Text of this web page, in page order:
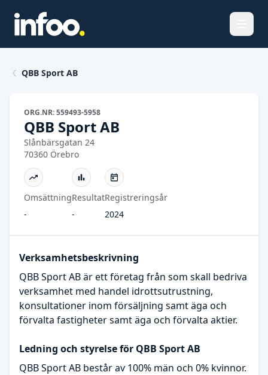
QBB Sport AB
ORG.NR: 559493-5958
QBB Sport AB
Slånbärsgatan 24
70360 Örebro
Omsättning
-
Resultat
-
Registreringsår
2024
Verksamhetsbeskrivning
QBB Sport AB är ett företag från som skall bedriva
verksamhet med handel idrottsutrustning,
konsultationer inom försäljning samt äga och
förvalta fastigheter samt äga och förvalta aktier.
Ledning och styrelse för QBB Sport AB
QBB Sport AB består av 100% män och 0% kvinnor.